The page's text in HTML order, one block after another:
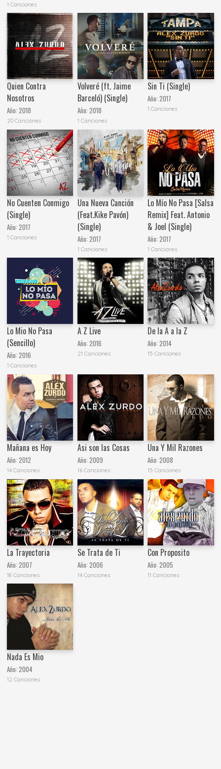
1 Canciones
Quien Contra
Nosotros
Año:2018
20 Canciones
Volveré (ft. Jaime
Barceló) (Single)
Año: 2018
1 Canciones
Sin Ti (Single)
Año:2017
1 Canciones
No Cuenten Conmigo
(Single)
Año:2017
1 Canciones
Una Nueva Canción
(Feat.Kike Pavón)
(Single)
Año: 2017
1 Canciones
Lo Mío No Pasa [Salsa
Remix] Feat. Antonio
& Joel (Single)
Año:2017
1 Canciones
Lo Mio No Pasa
(Sencillo)
Año:2016
1 Canciones
A Z Live
Año: 2016
21 Canciones
De la A a la Z
Año:2014
15 Canciones
Mañana es Hoy
Año:2012
14 Canciones
Asi son las Cosas
Año: 2009
16 Canciones
Una Y Mil Razones
Año:2008
15 Canciones
La Trayectoria
Año:2007
18 Canciones
Se Trata de Ti
Año: 2006
14 Canciones
Con Proposito
Año:2005
11 Canciones
Nada Es Mio
Año:2004
12 Canciones